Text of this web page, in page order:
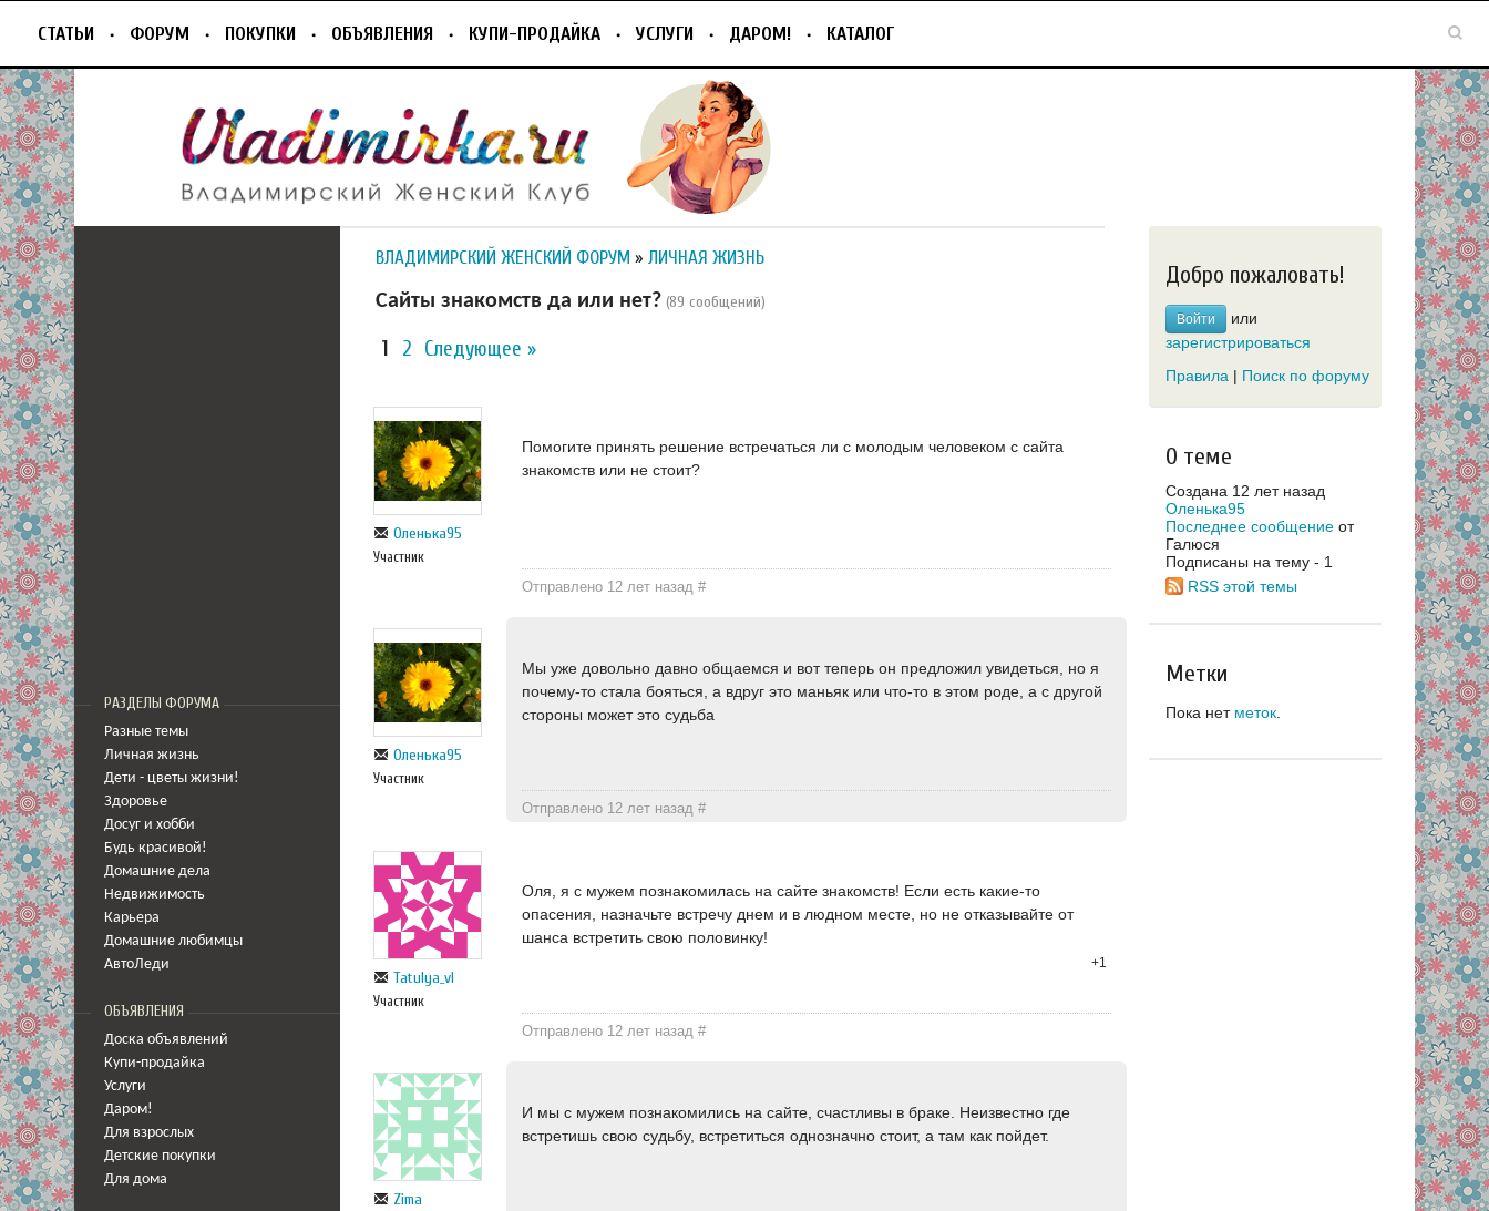
СТАТЬИ ФОРУМ ПОКУПКИ ОБЪЯВЛЕНИЯ КУПИ-ПРОДАЙКА УСЛУГИ ДАРОМ! КАТАЛОГ
РАЗДЕЛЫ ФОРУМА
Разные темы
Личная жизнь
Дети - цветы жизни!
Здоровье
Досуг и хобби
Будь красивой!
Домашние дела
Недвижимость
Карьера
Домашние любимцы
АвтоЛеди
ОБЪЯВЛЕНИЯ
Доска объявлений
Купи-продайка
Услуги
Даром!
Для взрослых
Детские покупки
Для дома
ВЛАДИМИРСКИЙ ЖЕНСКИЙ ФОРУМ » ЛИЧНАЯ ЖИЗНЬ
Сайты знакомств да или нет? (89 сообщений)
1 2 Следующее »
Оленька95
Участник
Помогите принять решение встречаться ли с молодым человеком с сайта
знакомств или не стоит?
Отправлено 12 лет назад#
Оленька95
Участник
Мы уже довольно давно общаемся и вот теперь он предложил увидеться, но я
почему-то стала бояться, а вдруг это маньяк или что-то в этом роде, а с другой
стороны может это судьба
Отправлено 12 лет назад#
Tatulya_vl
Участник
Оля, я с мужем познакомилась на сайте знакомств! Если есть какие-то
опасения, назначьте встречу днем и в людном месте, но не отказывайте от
шанса встретить свою половинку!
Отправлено 12 лет назад#
+1
Zima
И мы с мужем познакомились на сайте, счастливы в браке. Неизвестно где
встретишь свою судьбу, встретиться однозначно стоит, а там как пойдет.
Добро пожаловать!
Войти
или
зарегистрироваться
Правила | Поиск по форуму
О теме
Создана 12 лет назад
Оленька95
Последнее сообщение от
Галюся
Подписаны на тему - 1
RSS этой темы
Метки
Пока нет меток